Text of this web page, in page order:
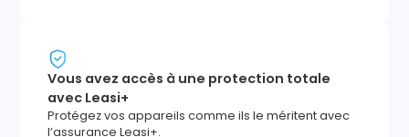
Vous avez accès à une protection totale
avec Leasi+
Protégez vos appareils comme ils le méritent avec
l’assurance Leasi+.